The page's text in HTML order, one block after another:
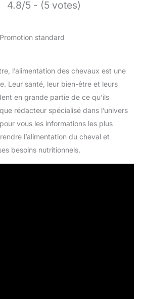
4.8/5 - (5 votes)
l’alimentation des chevaux est une
Leur santé, leur bien-être et leurs
en grande partie de ce qu’ils
rédacteur spécialisé dans l’univers
vous les informations les plus
l’alimentation du cheval et
besoins nutritionnels.